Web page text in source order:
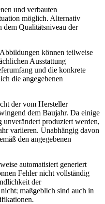
und verbauten
möglich. Alternativ
dem Qualitätsniveau der
können teilweise
Ausstattung
und die konkrete
die angegebenen
der vom Hersteller
dem Baujahr. Da einige
unverändert produziert werden,
variieren. Unabhängig davon
den angegebenen
automatisiert generiert
Fehler nicht vollständig
der
maßgeblich sind auch in